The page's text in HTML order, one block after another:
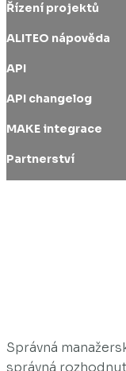
Řízení projektů
ALITEO nápověda
API
API changelog
MAKE integrace
Partnerství
Správná
správná